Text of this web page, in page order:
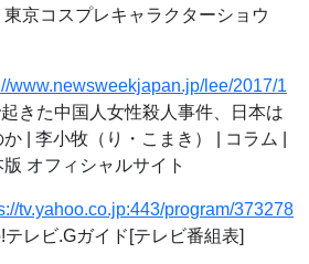
京コスプレキャラクターショウ
www.newsweekjapan.jp/lee/2017/1
きた中国人女性殺人事件、日本は
| 李小牧（り・こまき） | コラム |
オフィシャルサイト
tv.yahoo.co.jp:443/program/373278
レビ.Gガイド[テレビ番組表]